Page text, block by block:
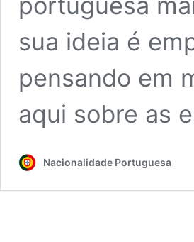
sua ideia é
pensando em
aqui sobre as
Nacionalidade Portuguesa